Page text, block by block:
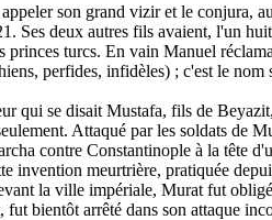
son grand vizir et le conjura,
Ses deux autres fils avaient, l'un
princes turcs. En vain Manuel
perfides, infidèles) ; c'est le
qui se disait Mustafa, fils de
Attaqué par les soldats de
contre Constantinople à la tête
invention meurtrière, pratiquée
la ville impériale, Murat fut
bientôt arrêté dans son attaque